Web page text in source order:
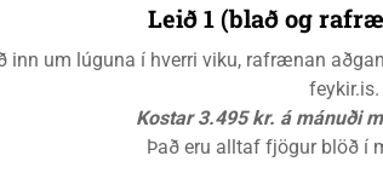
Leið 1 (blað og
inn um lúguna í hverri viku, rafrænan
feykir.is.
Kostar 3.495 kr. á mánuði
Það eru alltaf fjögur blöð í